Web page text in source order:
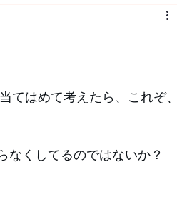
てはめて考えたら、これぞ、
くしてるのではないか？